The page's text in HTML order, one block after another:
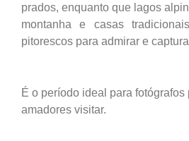
prados, enquanto que lagos
montanha e casas
pitorescos para admirar e
É o período ideal para fotógrafos
amadores visitar.